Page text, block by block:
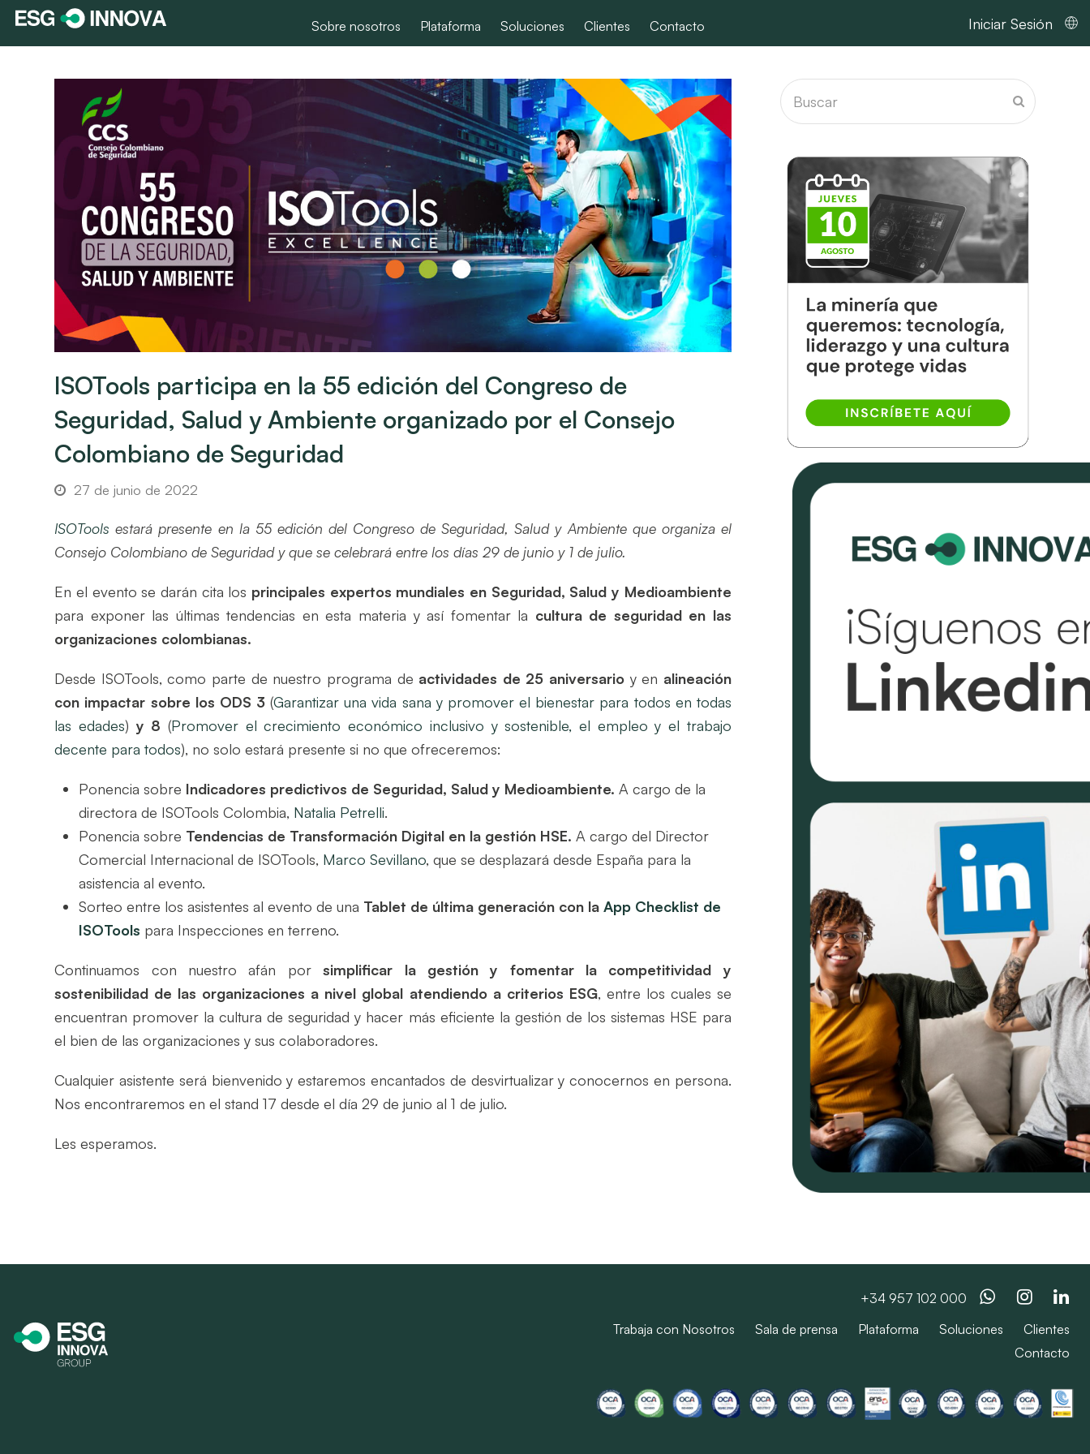
Sobre nosotros Plataforma Soluciones Clientes Contacto Iniciar Sesión
ISOTools participa en la 55 edición del Congreso de
Seguridad, Salud y Ambiente organizado por el Consejo
Colombiano de Seguridad
27 de junio de 2022
ISOTools estará presente en la 55 edición del Congreso de Seguridad, Salud y Ambiente que organiza el
Consejo Colombiano de Seguridad y que se celebrará entre los días 29 de junio y 1 de julio.
En el evento se darán cita los principales expertos mundiales en Seguridad, Salud y Medioambiente
para exponer las últimas tendencias en esta materia y así fomentar la cultura de seguridad en las
organizaciones colombianas.
Desde ISOTools, como parte de nuestro programa de actividades de 25 aniversarioy en alineación
con impactar sobre los ODS 3(Garantizar una vida sana y promover el bienestar para todos en todas
las edades) y 8 (Promover el crecimiento económico inclusivo y sostenible, el empleo y el trabajo
decente para todos), no solo estará presente si no que ofreceremos:
Ponencia sobre Indicadores predictivos de Seguridad, Salud y Medioambiente. A cargo de la
directora de ISOTools Colombia, Natalia Petrelli.
Ponencia sobre Tendencias de Transformación Digital en la gestión HSE. A cargo del Director
Comercial Internacional de ISOTools, Marco Sevillano, que se desplazará desde España para la
asistencia al evento.
Sorteo entre los asistentes al evento de una Tablet de última generación con laApp Checklist de
ISOTools para Inspecciones en terreno.
Continuamos con nuestro afán porsimplificar la gestión y fomentar la competitividad y
sostenibilidad de las organizaciones a nivel global atendiendo a criterios ESG, entre los cuales se
encuentran promover la cultura de seguridad y hacer más eficiente la gestión de los sistemas HSE para
el bien de las organizaciones y sus colaboradores.
Cualquier asistente será bienvenido y estaremos encantados de desvirtualizar y conocernos en persona.
Nos encontraremos en el stand 17 desde el día 29 de junio al 1 de julio.
Les esperamos.
Buscar
Enviar
+34 957 102 000 Whatsapp
Trabaja con Nosotros Sala de prensa Plataforma Soluciones
Clientes
Contacto